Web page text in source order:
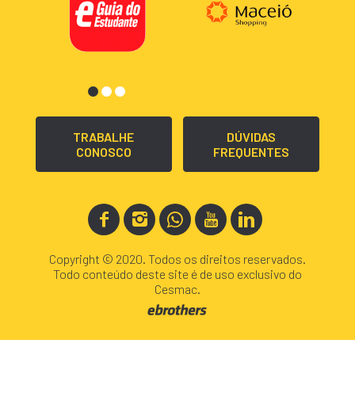
TRABALHE
CONOSCO
DÚVIDAS
FREQUENTES
Copyright © 2020. Todos os direitos reservados.
Todo conteúdo deste site é de uso exclusivo do
Cesmac.